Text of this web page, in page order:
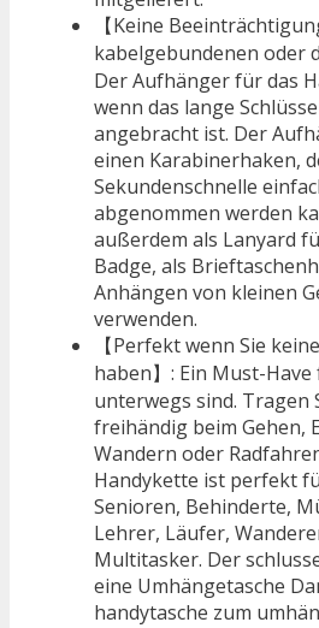
【Keine
kabelgebundenen oder
Der Aufhänger für das
wenn das lange
angebracht ist. Der
einen Karabinerhaken,
Sekundenschnelle
abgenommen werden
außerdem als Lanyard
Badge, als
Anhängen von kleinen
verwenden.
【Perfekt wenn Sie
haben】: Ein Must-
unterwegs sind. Tragen
freihändig beim Gehen,
Wandern oder
Handykette ist perfekt
Senioren, Behinderte,
Lehrer, Läufer,
Multitasker. Der
eine Umhängetasche
handytasche zum